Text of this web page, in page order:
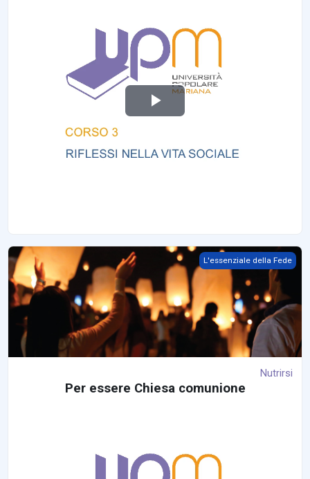
تشغيل الفيديو
Nutrirsi
L'essenziale della Fede
Nutrirsi
Per essere Chiesa comunione